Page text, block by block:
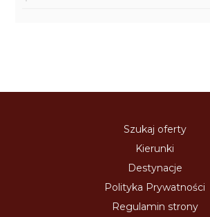
Szukaj oferty
Kierunki
Destynacje
Polityka Prywatności
Regulamin strony